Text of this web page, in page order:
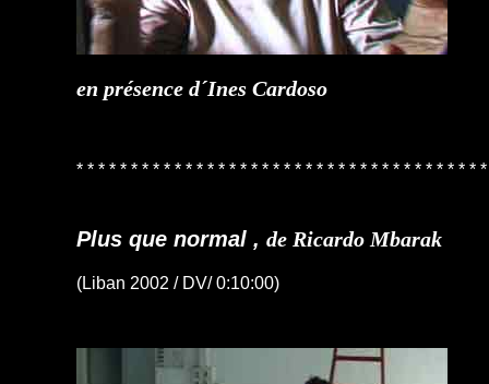
en présence d´Ines Cardoso
* * * * * * * * * * * * * * * * * * * * * * * * * * * * * * * * * * * * *
Plus que normal , de Ricardo Mbarak
(Liban 2002 / DV/ 0:10:00)